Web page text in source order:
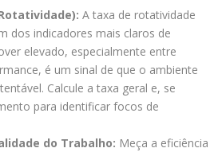
A taxa de rotatividade
dos indicadores mais claros de
elevado, especialmente entre
é um sinal de que o ambiente
Calcule a taxa geral e, se
para identificar focos de
do Trabalho: Meça a eficiência